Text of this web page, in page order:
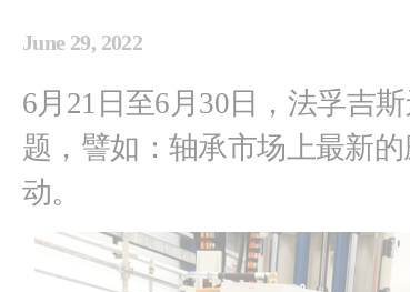
June 29, 2022
6月21日至6月30日，法孚吉
题，譬如：轴承市场上最新
动。